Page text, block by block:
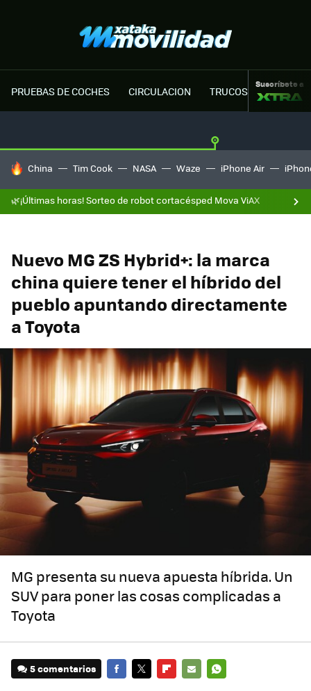
PRUEBAS DE COCHES CIRCULACION TRUCOS MOTOR
Suscríbete a
HOY SE HABLA DE
China Tim Cook NASA Waze iPhone Air
🌿¡Últimas horas! Sorteo de robot cortacésped Mova ViAX
Nuevo MG ZS Hybrid+: la marca
china quiere tener el híbrido del
pueblo apuntando directamente
a Toyota
MG presenta su nueva apuesta híbrida. Un
SUV para poner las cosas complicadas a
Toyota
5 comentarios